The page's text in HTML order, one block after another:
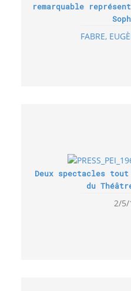
remarquable
FABRE,
Deux spectacles
du
2/5/